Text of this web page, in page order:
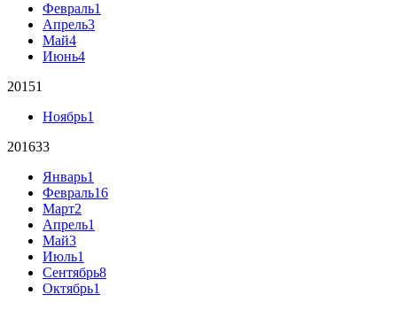
Февраль1
Апрель3
Май4
Июнь4
20151
Ноябрь1
201633
Январь1
Февраль16
Март2
Апрель1
Май3
Июль1
Сентябрь8
Октябрь1